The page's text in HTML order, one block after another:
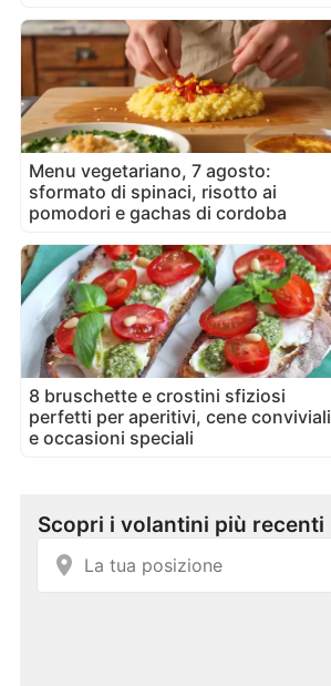
Menu vegetariano, 7 agosto:
sformato di spinaci, risotto ai
pomodori e gachas di cordoba
8 bruschette e crostini sfiziosi
perfetti per aperitivi, cene conviviali
e occasioni speciali